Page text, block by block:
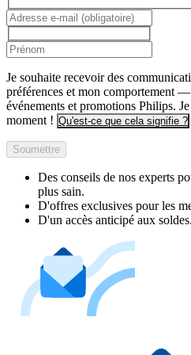
Je souhaite recevoir des
préférences et mon comportement
événements et promotions Philips.
moment ! Qu'est-ce que cela signifie ?
Soumettre
Des conseils de nos experts
plus sain.
D'offres exclusives pour les
D'un accès anticipé aux soldes.